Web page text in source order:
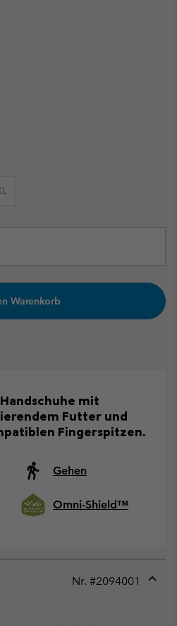
Warenkorb
mit
Futter und
Fingerspitzen.
Gehen
Omni-Shield™
Nr. #2094001